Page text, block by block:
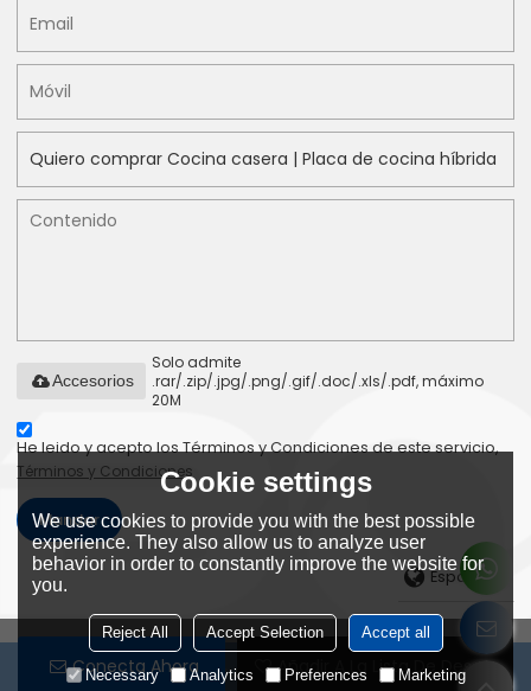
Conecta Ahora Añadir A La Lista De Deseos
Solo admite
.rar/.zip/.jpg/.png/.gif/.doc/.xls/.pdf, máximo
20M
Accesorios
He leido y acepto los Términos y Condiciones de este servicio,
Términos y Condiciones
Mandar
Español
Copyright © 2026Foshan Bousit Electric Appliances Co. Ltd.Support
Cookie settings
We use cookies to provide you with the best possible
experience. They also allow us to analyze user
behavior in order to constantly improve the website for
you.
Reject All Accept Selection Accept all
Necessary Analytics Preferences Marketing